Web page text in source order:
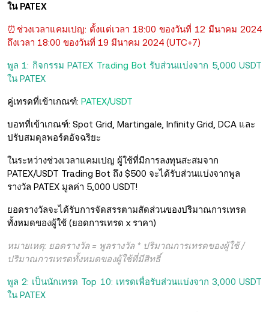
ใน PATEX
⏰ช่วงเวลาแคมเปญ: ตั้งแต่เวลา 18:00 ของวันที่ 12 มีนาคม 2024
ถึงเวลา 18:00 ของวันที่ 19 มีนาคม 2024 (UTC+7)
พูล 1: กิจกรรม PATEX Trading Bot รับส่วนแบ่งจาก 5,000 USDT
ใน PATEX
คู่เทรดที่เข้าเกณฑ์: PATEX/USDT
บอทที่เข้าเกณฑ์: Spot Grid, Martingale, Infinity Grid, DCA และ
ปรับสมดุลพอร์ตอัจฉริยะ
ในระหว่างช่วงเวลาแคมเปญ ผู้ใช้ที่มีการลงทุนสะสมจาก
PATEX/USDT Trading Bot ถึง $500 จะได้รับส่วนแบ่งจากพูล
รางวัล PATEX มูลค่า 5,000 USDT!
ยอดรางวัลจะได้รับการจัดสรรตามสัดส่วนของปริมาณการเทรด
ทั้งหมดของผู้ใช้ (ยอดการเทรด x ราคา)
หมายเหตุ: ยอดรางวัล = พูลรางวัล * ปริมาณการเทรดของผู้ใช้ /
ปริมาณการเทรดทั้งหมดของผู้ใช้ที่มีสิทธิ์
พูล 2: เป็นนักเทรด Top 10: เทรดเพื่อรับส่วนแบ่งจาก 3,000 USDT
ใน PATEX